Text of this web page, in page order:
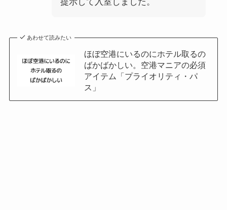
提示して入室しました。
あわせて読みたい
ほぼ空港にいるのにホテル取るの
ばかばかしい。空港マニアの必須
アイテム「プライオリティ・パ
ス」